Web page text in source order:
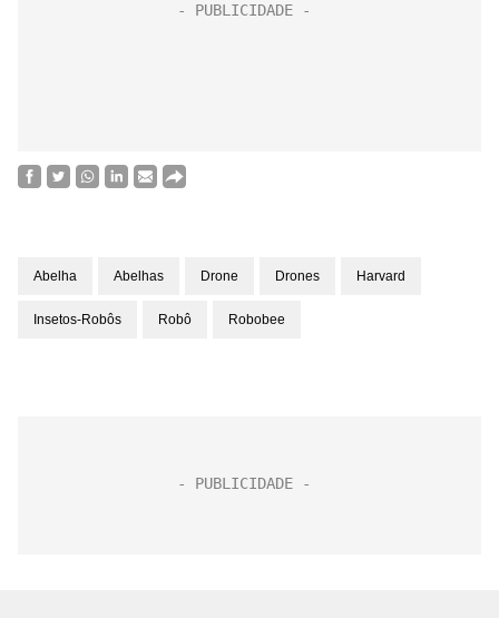
Abelha Abelhas Drone Drones Harvard
Insetos-Robôs Robô Robobee